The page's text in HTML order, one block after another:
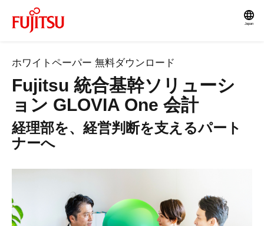
Japan
ホワイトペーパー 無料ダウンロード
Fujitsu 統合基幹ソリューシ
ョン GLOVIA One 会計
経理部を、経営判断を支えるパート
ナーへ